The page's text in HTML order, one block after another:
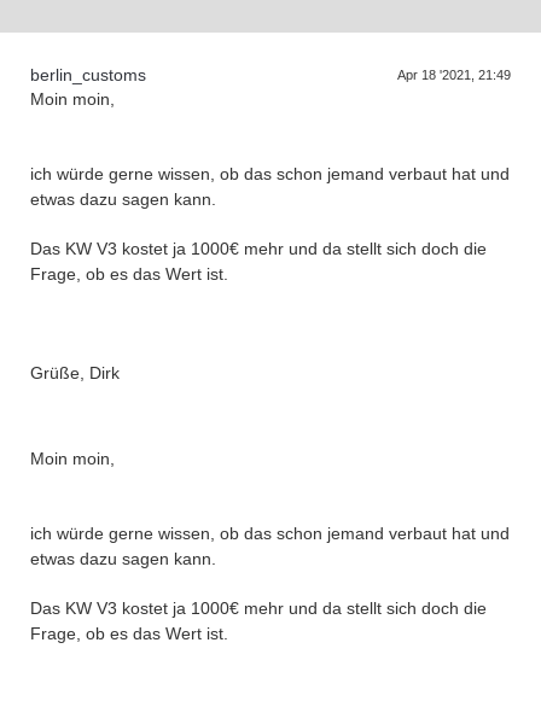
D
a
s
T
r
e
f
f
e
n
d
e
r
G
e
n
e
r
a
t
i
o
n
e
n
berlin_customs Apr 18 '2021, 21:49
Moin moin,
ich würde gerne wissen, ob das schon jemand verbaut hat und
etwas dazu sagen kann.
Das KW V3 kostet ja 1000€ mehr und da stellt sich doch die
Frage, ob es das Wert ist.
Grüße, Dirk
Moin moin,
ich würde gerne wissen, ob das schon jemand verbaut hat und
etwas dazu sagen kann.
Das KW V3 kostet ja 1000€ mehr und da stellt sich doch die
Frage, ob es das Wert ist.